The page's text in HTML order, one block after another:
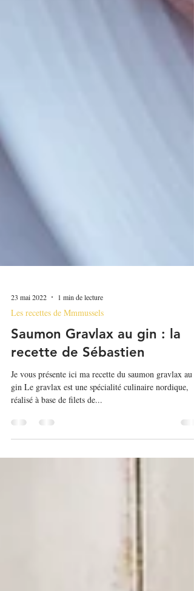
23 mai 2022 1 min de lecture
Saumon Gravlax au gin : la
recette de Sébastien
Je vous présente ici ma recette du saumon gravlax au
gin Le gravlax est une spécialité culinaire nordique,